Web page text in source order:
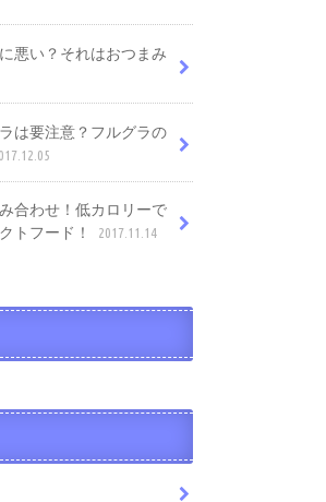
悪い？それはおつまみ
は要注意？フルグラの
合わせ！低カロリーで
トフード！
2017.11.14